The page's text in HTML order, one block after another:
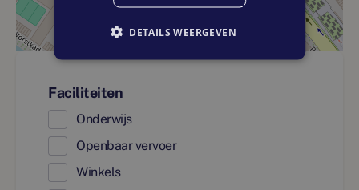
Faciliteiten
Onderwijs
Openbaar vervoer
Winkels
DETAILS WEERGEVEN